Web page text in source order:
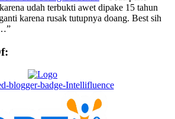
udah terbukti awet dipake 15 tahun
karena rusak tutupnya doang. Best sih
”